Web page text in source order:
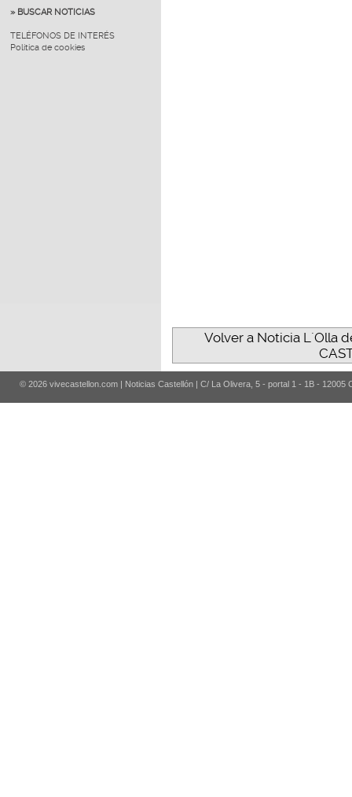
» BUSCAR NOTICIAS
TELÉFONOS DE INTERÉS
Política de cookies
Volver a Noticia L´Olla
© 2026 vivecastellon.com | Noticias Castellón | C/ La Olivera, 5 - portal 1 - 1B - 12005